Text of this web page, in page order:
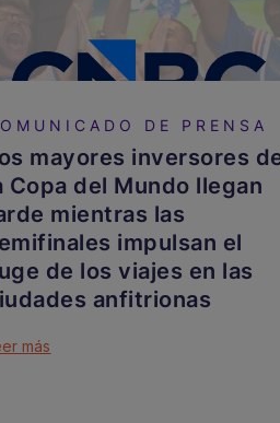
DE PRENSA
mayores inversores
Copa del Mundo llegan
mientras las
impulsan el
de los viajes en las
anfitrionas
más